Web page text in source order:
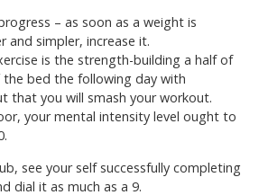
– as soon as a weight is
and simpler, increase it.
is the strength-building a half of
the bed the following day with
that you will smash your workout.
your mental intensity level ought to
see your self successfully completing
dial it as much as a 9.